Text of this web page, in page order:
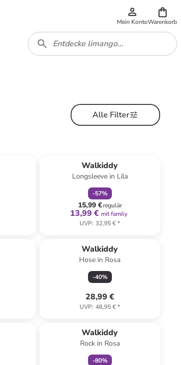
Mein KontoWarenkorb
Alle Filter
Walkiddy
Longsleeve in Lila
-57%
15,99 €regulär
13,99 € mit family
UVP: 32,95 €*
Walkiddy
Hose in Rosa
-40%
28,99 €
UVP: 48,95 €*
Walkiddy
Rock in Rosa
-80%